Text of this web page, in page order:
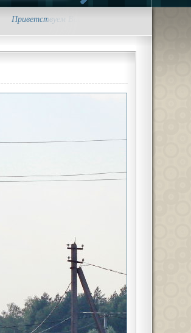
Приветствуем Вас на сайте foto-dorog.ru. •